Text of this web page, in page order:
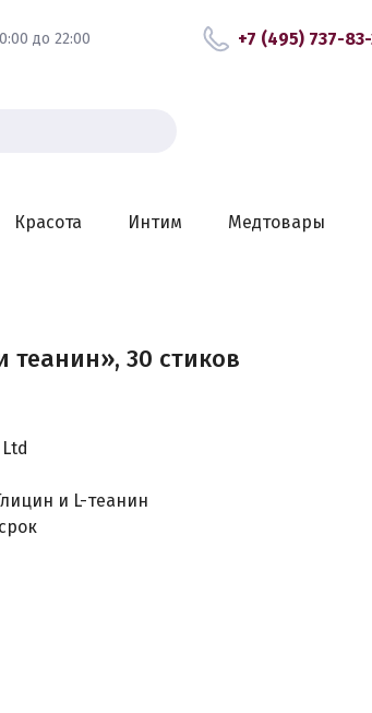
до 22:00 +7 (495) 737-
Красота Интим Медтовары
теанин», 30 стиков
и L-теанин